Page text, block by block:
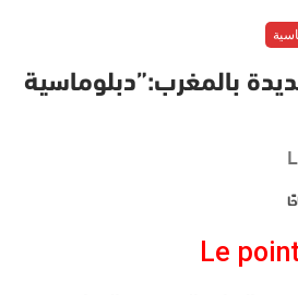
بالمغرب:”دبلوماسية
Le